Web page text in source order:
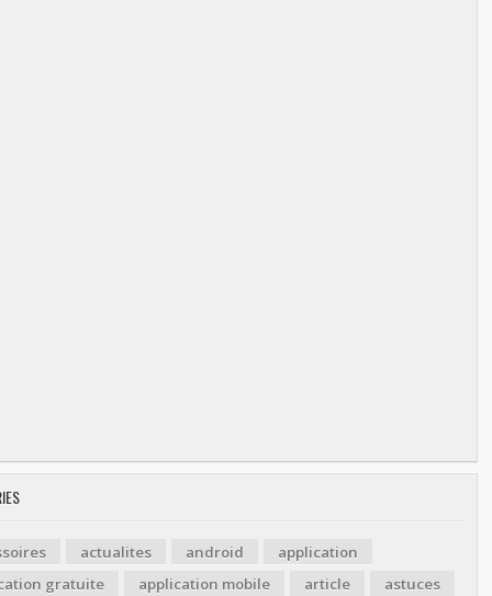
actualites android
application
gratuite
application mobile article
astuces